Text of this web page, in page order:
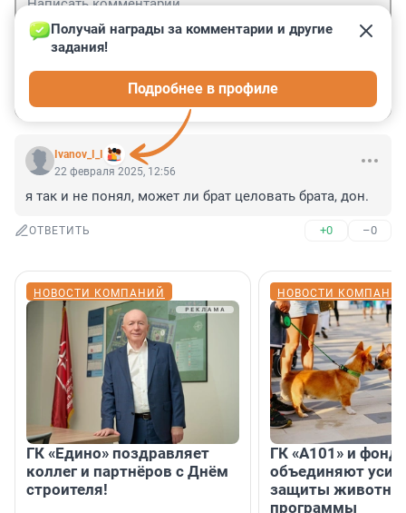
Ivanov_I_I
Получай награды за комментарии и другие
задания!
Подробнее в профиле
22 февраля 2025, 12:56
я так и не понял, может ли брат целовать брата, дон.
ОТВЕТИТЬ +0 –0
НОВОСТИ КОМПАНИЙ
ГК «Едино» поздравляет
коллег и партнёров с Днём
строителя!
НОВОСТИ
ГК «А101» и фонд
объединяют
защиты
программы